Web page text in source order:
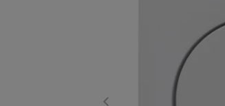
Odzież ochronna i BHP
Osprzęt siłowy,
Pompy ciepła
Prowadzenie kabli
Rozdzielnice i obudowy
Sieci zewnętrzne
Słupki i
Termostaty i